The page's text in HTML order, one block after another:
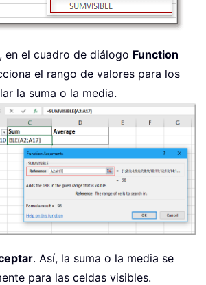
en el cuadro de diálogo Function
el rango de valores para los
la suma o la media.
. Así, la suma o la media se
para las celdas visibles.